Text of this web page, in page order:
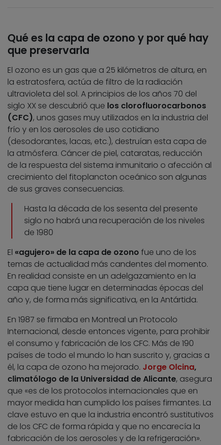
Qué es la capa de ozono y por qué hay
que preservarla
El ozono es un gas que a 25 kilómetros de altura, en
la estratosfera, actúa de filtro de la radiación
ultravioleta del sol. A principios de los años 70 del
siglo XX se descubrió que los clorofluorocarbonos
(CFC), unos gases muy utilizados en la industria del
frío y en los aerosoles de uso cotidiano
(desodorantes, lacas, etc.), destruían esta capa de
la atmósfera. Cáncer de piel, cataratas, reducción
de la respuesta del sistema inmunitario o afección al
crecimiento del fitoplancton oceánico son algunas
de sus graves consecuencias.
Hasta la década de los sesenta del presente
siglo no habrá una recuperación de los niveles
de 1980
El «agujero» de la capa de ozono fue uno de los
temas de actualidad más candentes del momento.
En realidad consiste en un adelgazamiento en la
capa que tiene lugar en determinadas épocas del
año y, de forma más significativa, en la Antártida.
En 1987 se firmaba en Montreal un Protocolo
Internacional, desde entonces vigente, para prohibir
el consumo y fabricación de los CFC. Más de 190
países de todo el mundo lo han suscrito y, gracias a
él, la capa de ozono ha mejorado. Jorge Olcina,
climatólogo de la Universidad de Alicante, asegura
que «es de los protocolos internacionales que en
mayor medida han cumplido los países firmantes. La
clave estuvo en que la industria encontró sustitutivos
de los CFC de forma rápida y que no encarecía la
fabricación de los aerosoles y de la refrigeración».